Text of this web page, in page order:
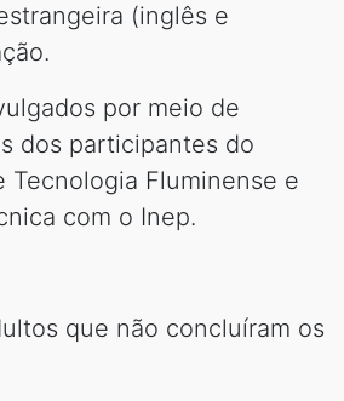
(inglês e
por meio de
dos participantes do
Tecnologia Fluminense e
com o Inep.
que não concluíram os